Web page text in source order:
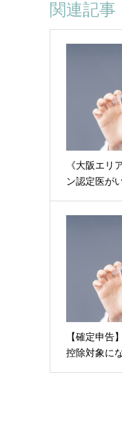
関連記事
《大阪エリ
ン認定医が
【確定申告
控除対象に